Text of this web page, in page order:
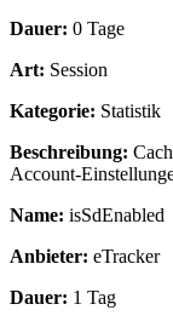
Dauer: 0 Tage
Art: Session
Kategorie: Statistik
Beschreibung:
Account-
Name: isSdEnabled
Anbieter: eTracker
Dauer: 1 Tag